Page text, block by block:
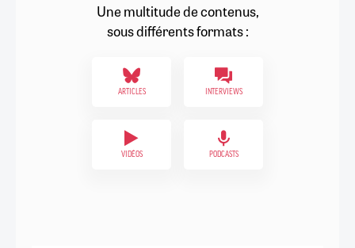
Une multitude de contenus,
sous différents formats :
ARTICLES INTERVIEWS
VIDÉOS PODCASTS